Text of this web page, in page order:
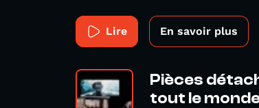
Lire En savoir plus
Pièces
tout le